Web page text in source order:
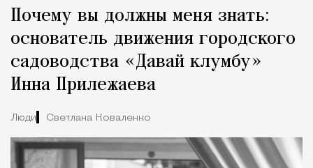
Почему вы должны меня знать:
основатель движения городского
садоводства «Давай клумбу»
Инна Прилежаева
Люди Светлана Коваленко